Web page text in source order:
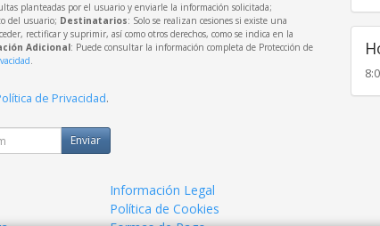
planteadas por el usuario y enviarle la información solicitada;
del usuario; Destinatarios: Solo se realizan cesiones si existe una
rectificar y suprimir, así como otros derechos, como se indica en la
Adicional: Puede consultar la información completa de Protección de
.
de Privacidad.
Enviar
Información Legal
Política de Cookies